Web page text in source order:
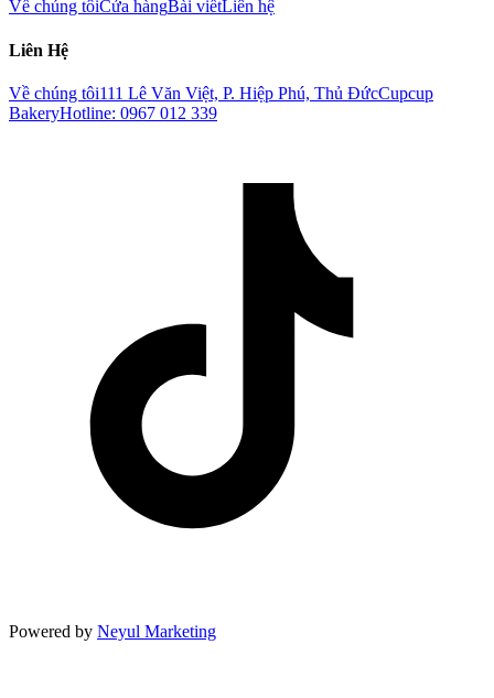
Về chúng tôiCửa hàngBài viếtLiên hệ
Liên Hệ
Về chúng tôi111 Lê Văn Việt, P. Hiệp Phú, Thủ ĐứcCupcup
BakeryHotline: 0967 012 339
Powered by Neyul Marketing